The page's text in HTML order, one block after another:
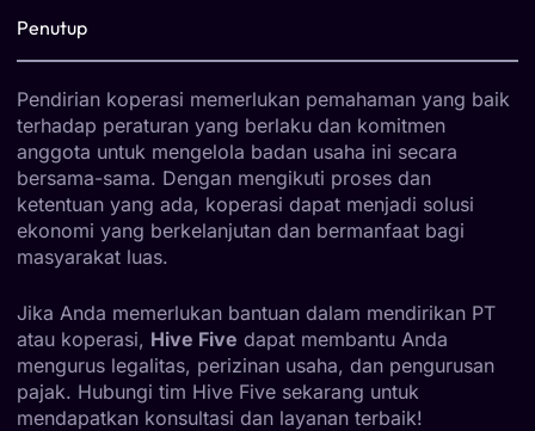
Penutup
Pendirian koperasi memerlukan pemahaman yang baik
terhadap peraturan yang berlaku dan komitmen
anggota untuk mengelola badan usaha ini secara
bersama-sama. Dengan mengikuti proses dan
ketentuan yang ada, koperasi dapat menjadi solusi
ekonomi yang berkelanjutan dan bermanfaat bagi
masyarakat luas.
Jika Anda memerlukan bantuan dalam mendirikan PT
atau koperasi, Hive Five dapat membantu Anda
mengurus legalitas, perizinan usaha, dan pengurusan
pajak. Hubungi tim Hive Five sekarang untuk
mendapatkan konsultasi dan layanan terbaik!